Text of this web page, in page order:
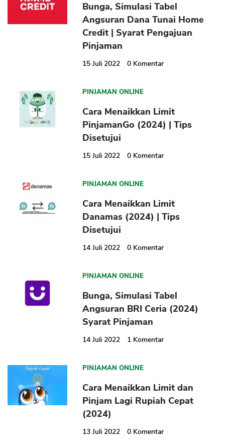
Bunga, Simulasi Tabel
Angsuran Dana Tunai Home
Credit | Syarat Pengajuan
Pinjaman
15 Juli 2022 0 Komentar
PINJAMAN ONLINE
Cara Menaikkan Limit
PinjamanGo (2024) | Tips
Disetujui
15 Juli 2022 0 Komentar
PINJAMAN ONLINE
Cara Menaikkan Limit
Danamas (2024) | Tips
Disetujui
14 Juli 2022 0 Komentar
PINJAMAN ONLINE
Bunga, Simulasi Tabel
Angsuran BRI Ceria (2024)
Syarat Pinjaman
14 Juli 2022 1 Komentar
PINJAMAN ONLINE
Cara Menaikkan Limit dan
Pinjam Lagi Rupiah Cepat
(2024)
13 Juli 2022 0 Komentar